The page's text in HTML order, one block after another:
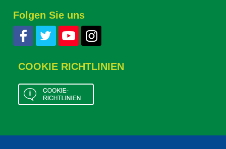
Folgen Sie uns
COOKIE RICHTLINIEN